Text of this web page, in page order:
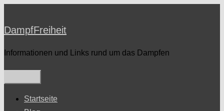
springen
DampfFreiheit
Informationen und Links rund um das Dampfen
Startseite